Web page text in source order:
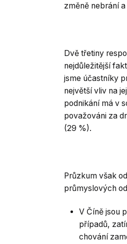
změně nebrání
Dvě třetiny
nejdůležitější
jsme účastníky
největší vliv na
podnikání má v
považováni za
(29 %).
Průzkum však
průmyslových
V Číně jsou
případů,
chování